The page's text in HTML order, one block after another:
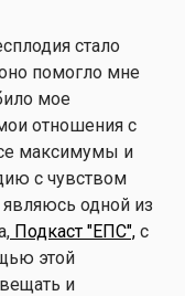
стало
помогло мне
мое
отношения с
максимумы и
с чувством
одной из
Подкаст "ЕПС", с
этой
и